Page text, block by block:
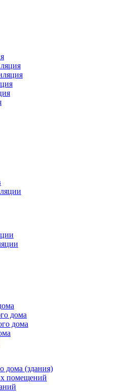
дома
дома
дома (здания)
помещений